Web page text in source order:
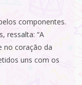
componentes.
ressalta: “A
no coração da
uns com os